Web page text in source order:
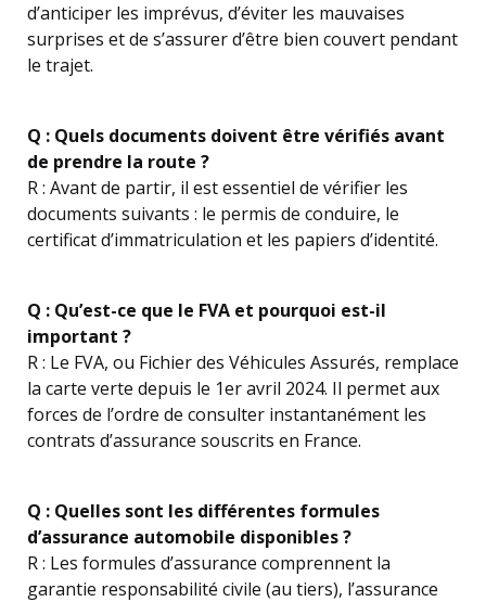
d’anticiper les imprévus, d’éviter les mauvaises
surprises et de s’assurer d’être bien couvert pendant
le trajet.
Q : Quels documents doivent être vérifiés avant
de prendre la route ?
R : Avant de partir, il est essentiel de vérifier les
documents suivants : le permis de conduire, le
certificat d’immatriculation et les papiers d’identité.
Q : Qu’est-ce que le FVA et pourquoi est-il
important ?
R : Le FVA, ou Fichier des Véhicules Assurés, remplace
la carte verte depuis le 1er avril 2024. Il permet aux
forces de l’ordre de consulter instantanément les
contrats d’assurance souscrits en France.
Q : Quelles sont les différentes formules
d’assurance automobile disponibles ?
R : Les formules d’assurance comprennent la
garantie responsabilité civile (au tiers), l’assurance